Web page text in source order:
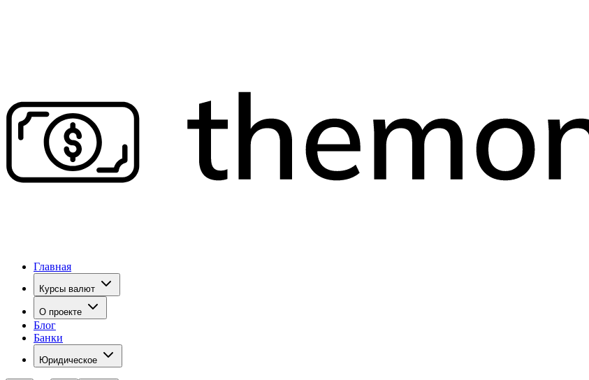
Главная
Курсы валют
О проекте
Блог
Банки
Юридическое